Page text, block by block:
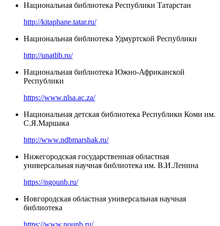
Национальная библиотека Республики Татарстан
http://kitaphane.tatar.ru/
Национальная библиотека Удмуртской Республики
http://unatlib.ru/
Национальная библиотека Южно-Африканской
Республики
https://www.nlsa.ac.za/
Национальная детская библиотека Республики Коми им.
С.Я.Маршака
http://www.ndbmarshak.ru/
Нижегородская государственная областная
универсальная научная библиотека им. В.И.Ленина
https://ngounb.ru/
Новгородская областная универсальная научная
библиотека
https://www.nounb.ru/